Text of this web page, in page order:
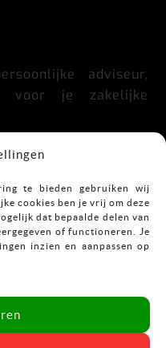
te bieden gebruiken wij
cookies ben je vrij om deze
dat bepaalde delen van
of functioneren. Je
inzien en aanpassen op
adviseur,
voor je zakelijke
en flexibel.